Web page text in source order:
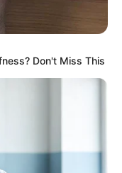
หงุดหงิดใจอารมณ์เสีย
Don't Miss This